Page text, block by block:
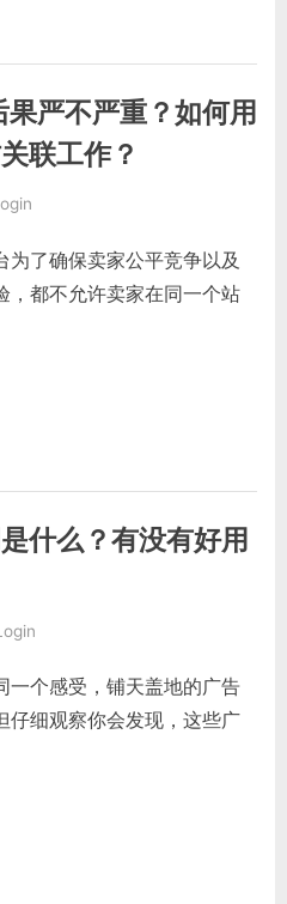
严不严重？如何用
联工作？
了确保卖家公平竞争以及
，都不允许卖家在同一个站
什么？有没有好用
一个感受，铺天盖地的广告
仔细观察你会发现，这些广